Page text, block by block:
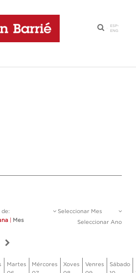
·
ESP-
ENG
de:
Mes
Seleccionar Mes
Seleccionar Ano
Martes
Mércores
Xoves
Venres
Sábado